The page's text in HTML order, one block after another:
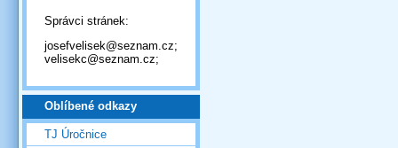
Správci stránek:
josefvelisek@seznam.cz;
velisekc@seznam.cz;
Oblíbené odkazy
TJ Úročnice